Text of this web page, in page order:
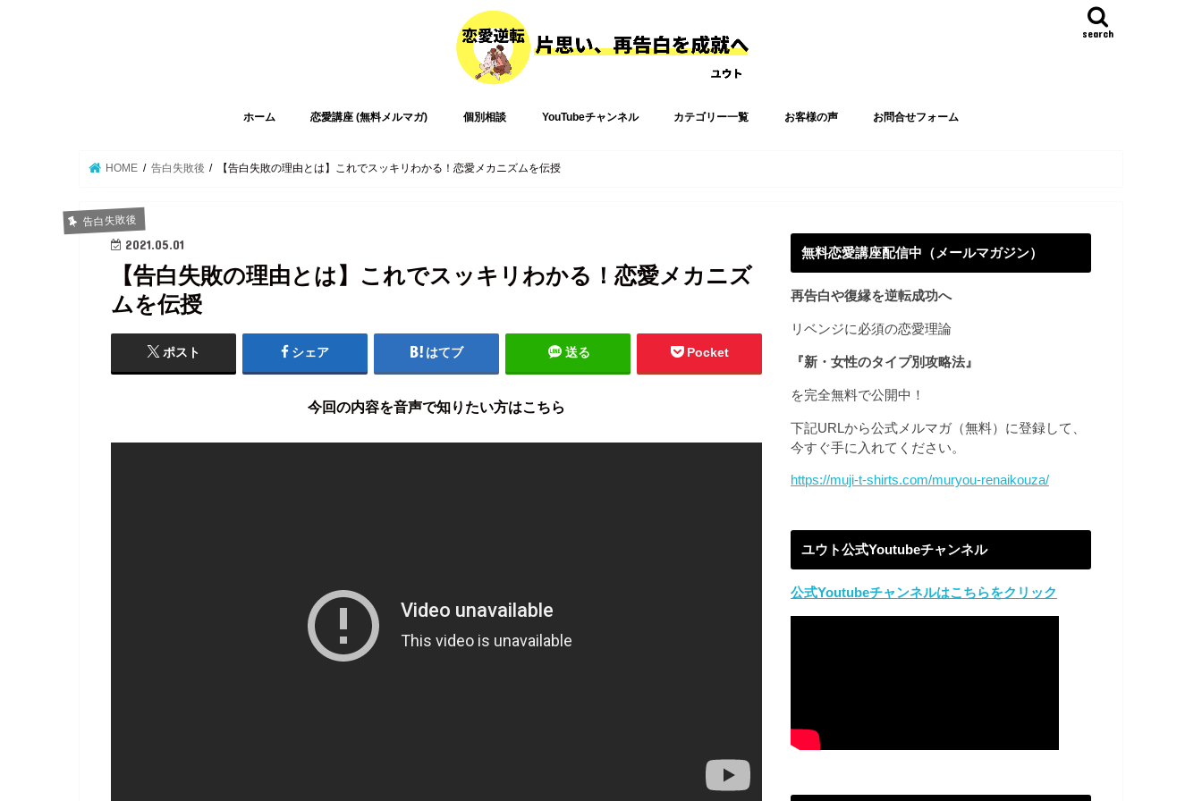
search
ホーム 恋愛講座 (無料メルマガ) 個別相談 YouTubeチャンネル カテゴリー一覧 お客様の声 お問合せフォーム
HOME 告白失敗後 【告白失敗の理由とは】これでスッキリわかる！恋愛メカニズムを伝授
告白失敗後
2021.05.01
【告白失敗の理由とは】これでスッキリわかる！恋愛メカニズ
ムを伝授
ポスト シェア はてブ 送る Pocket
今回の内容を音声で知りたい方はこちら
無料恋愛講座配信中（メールマガジン）
再告白や復縁を逆転成功へ
リベンジに必須の恋愛理論
『新・女性のタイプ別攻略法』
を完全無料で公開中！
下記URLから公式メルマガ（無料）に登録して、
今すぐ手に入れてください。
https://muji-t-shirts.com/muryou-renaikouza/
ユウト公式Youtubeチャンネル
公式Youtubeチャンネルはこちらをクリック